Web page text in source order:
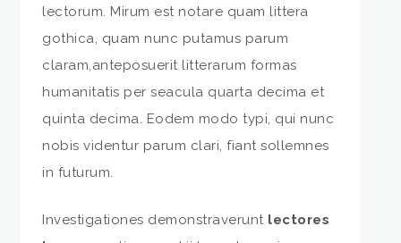
lectorum. Mirum est notare quam littera
gothica, quam nunc putamus parum
claram,anteposuerit litterarum formas
humanitatis per seacula quarta decima et
quinta decima. Eodem modo typi, qui nunc
nobis videntur parum clari, fiant sollemnes
in futurum.
Investigationes demonstraveruntlectores